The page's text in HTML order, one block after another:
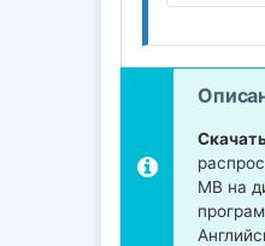
MB на